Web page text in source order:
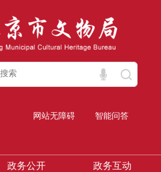
网站无障碍 智能问答
政务公开 政务互动